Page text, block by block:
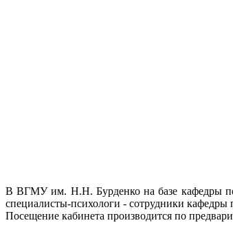
В ВГМУ им. Н.Н. Бурденко на базе кафедры
специалисты-психологи - сотрудники кафедры
Посещение кабинета производится по